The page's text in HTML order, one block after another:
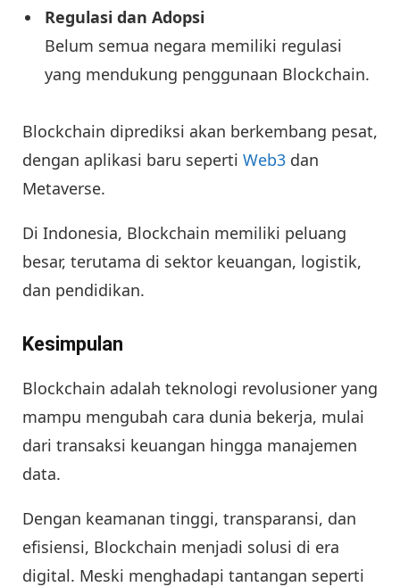
Regulasi dan Adopsi
Belum semua negara memiliki regulasi
yang mendukung penggunaan Blockchain.
Blockchain diprediksi akan berkembang pesat,
dengan aplikasi baru seperti Web3 dan
Metaverse.
Di Indonesia, Blockchain memiliki peluang
besar, terutama di sektor keuangan, logistik,
dan pendidikan.
Kesimpulan
Blockchain adalah teknologi revolusioner yang
mampu mengubah cara dunia bekerja, mulai
dari transaksi keuangan hingga manajemen
data.
Dengan keamanan tinggi, transparansi, dan
efisiensi, Blockchain menjadi solusi di era
digital. Meski menghadapi tantangan seperti